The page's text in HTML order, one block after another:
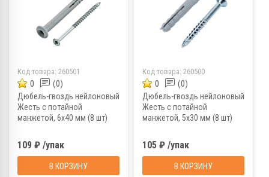
Код товара: 260501
0 (0)
Дюбель-гвоздь нейлоновый
Жесть с потайной
манжетой, 6x40 мм (8 шт)
109 ₽ /упак
В КОРЗИНУ
Код товара: 260500
0 (0)
Дюбель-гвоздь нейлоновый
Жесть с потайной
манжетой, 5х30 мм (8 шт)
105 ₽ /упак
В КОРЗИНУ